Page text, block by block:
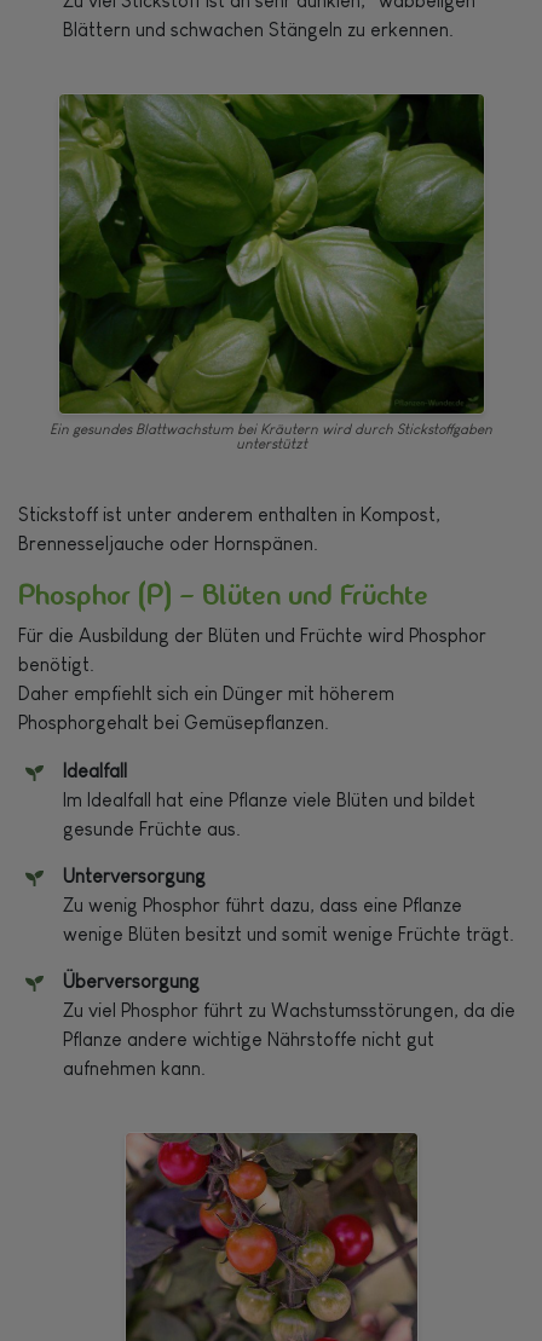
Blättern und schwachen Stängeln zu erkennen.
Ein gesundes Blattwachstum bei Kräutern wird durch Stickstoffgaben
unterstützt
Stickstoff ist unter anderem enthalten in Kompost,
Brennesseljauche oder Hornspänen.
Phosphor (P) – Blüten und Früchte
Für die Ausbildung der Blüten und Früchte wird Phosphor
benötigt.
Daher empfiehlt sich ein Dünger mit höherem
Phosphorgehalt bei Gemüsepflanzen.
Idealfall
Im Idealfall hat eine Pflanze viele Blüten und bildet
gesunde Früchte aus.
Unterversorgung
Zu wenig Phosphor führt dazu, dass eine Pflanze
wenige Blüten besitzt und somit wenige Früchte trägt.
Überversorgung
Zu viel Phosphor führt zu Wachstumsstörungen, da die
Pflanze andere wichtige Nährstoffe nicht gut
aufnehmen kann.